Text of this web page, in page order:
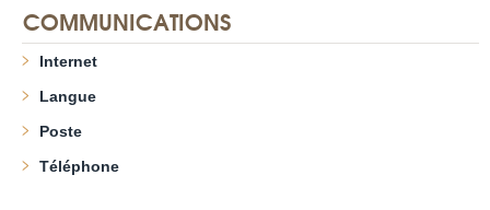
COMMUNICATIONS
Internet
Langue
Poste
Téléphone